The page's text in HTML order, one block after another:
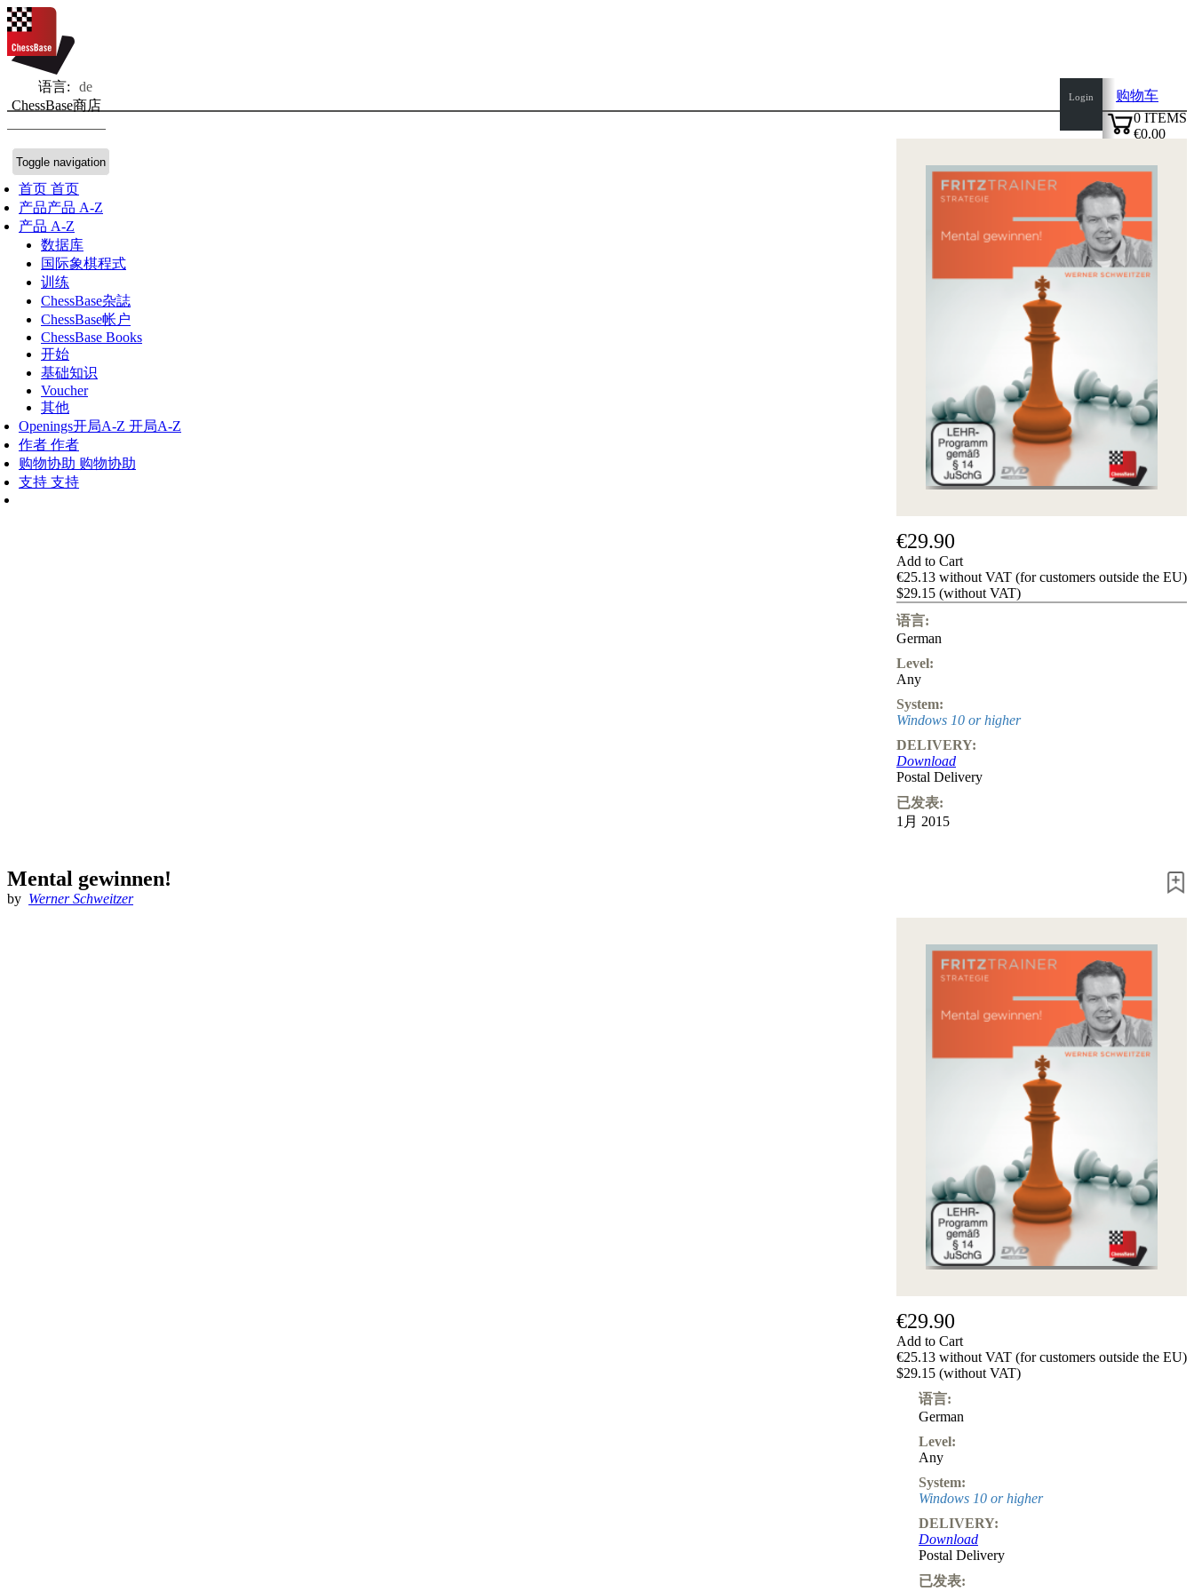
语言:
de
ChessBase商店
Toggle navigation
首页 首页
产品产品 A-Z
产品 A-Z
数据库
国际象棋程式
训练
ChessBase杂誌
ChessBase帐户
ChessBase Books
开始
基础知识
Voucher
其他
Openings开局A-Z 开局A-Z
作者 作者
购物协助 购物协助
支持 支持
Login
购物车
0 ITEMS
€0.00
€29.90
Add to Cart
€25.13 without VAT (for customers outside the EU)
$29.15 (without VAT)
语言:
German
Level:
Any
System:
Windows 10 or higher
DELIVERY:
Download
Postal Delivery
已发表:
1月 2015
Mental gewinnen!
by Werner Schweitzer
€29.90
Add to Cart
€25.13 without VAT (for customers outside the EU)
$29.15 (without VAT)
语言:
German
Level:
Any
System:
Windows 10 or higher
DELIVERY:
Download
Postal Delivery
已发表:
top
page
Home
新
产
者
Openings
Contact
&
C
Privacy
Policy
about
us
FAQ
许
Management
Compliance
Chess
Opening
Middlegame
Endgame
Class
World
Champion
Chess
Fritz&Chesster
60
Minutes
FritzTrainer
Starting
out
初
级
产
品
ChessBase
Magazine
Other
Ludwig